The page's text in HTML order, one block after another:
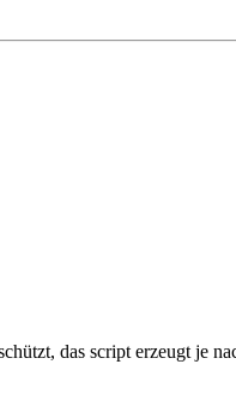
das script erzeugt je